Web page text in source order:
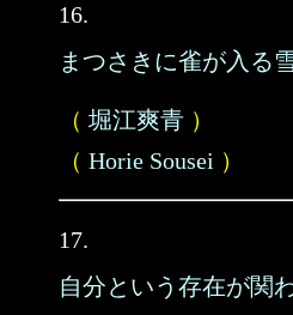
16.
まつさきに雀が入る
（ 堀江爽青 ）
（ Horie Sousei ）
17.
自分という存在が関